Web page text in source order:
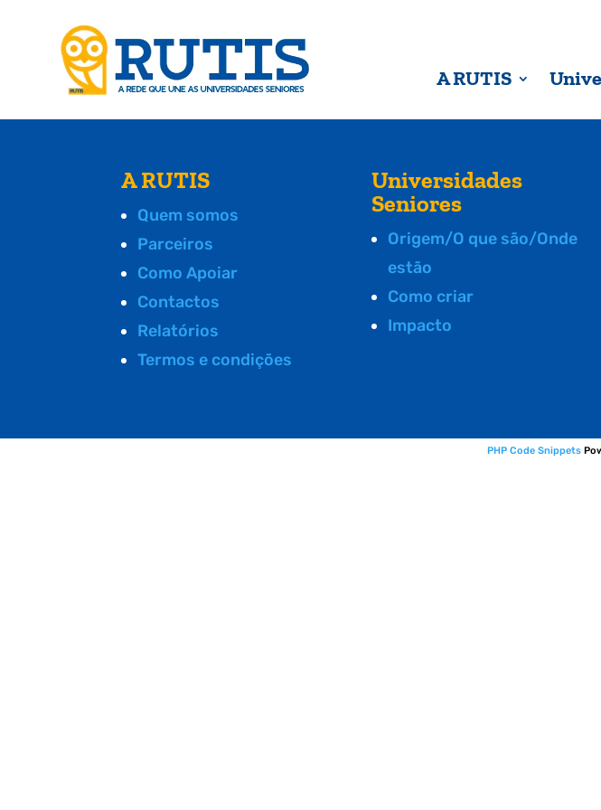
A RUTIS
A RUTIS
Quem somos
Parceiros
Como Apoiar
Contactos
Relatórios
Termos e condições
Universidades
Seniores
Origem/O que são/Onde
estão
Como criar
Impacto
PHP Code Snippets